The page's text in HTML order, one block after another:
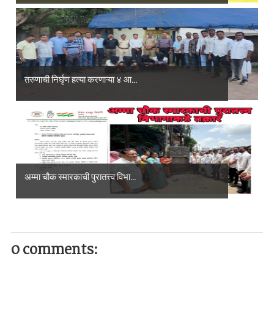
तरुणाची निर्घृण हत्या करणाऱ्या ४ आ...
अम्मा चौक स्मारकाची पुरातत्त्व विभा...
0 comments: